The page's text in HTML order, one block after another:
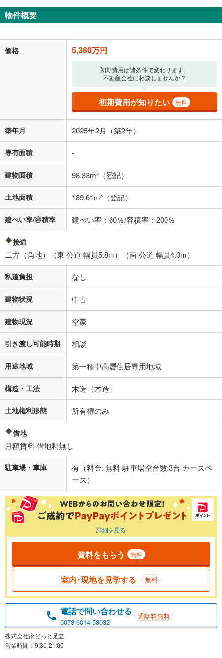
ボーナス払いの限度額は金融機関によって異なります。
閉じる
月々の返済額
上、ご自身での入力をお願いいたします。初期設定で自動入力されてい
る値は、実際の金融機関等における貸出金利とは何ら関係がなく、実際
の金融機関等における貸出金利を何ら保証するものではありません。返
済方法「元利均等返済」にて算出しております。入力された金利を35年
適用した場合の計算結果を表示しています。
その他月額費用や、初期費用がかかります。ご注意ください。実際にお
借り入れの際は各金融機関等に、必ずご自身でご確認をお願いいたしま
す。
条件によってお借り入れができないことがあります。
不動産会社に購入相談をする
閉じる
物件概要
価格 5,380万円
初期費用は諸条件で変わります。
不動産会社に相談しませんか？
初期費用が知りたい 無料
築年月 2025年2月（築2年）
専有面積 -
建物面積 98.33m2 （登記）
土地面積 189.61m2 （登記）
建ぺい率/容積率 建ぺい率：60％/容積率：200％
接道
二方（角地）（東 公道 幅員5.8m）（南 公道 幅員4.0m）
私道負担 なし
建物状況 中古
建物現況 空家
引き渡し可能時期 相談
用途地域 第一種中高層住居専用地域
構造・工法 木造（木造）
土地権利形態 所有権のみ
借地
月額賃料 借地料無し
駐車場・車庫
有（料金: 無料 駐車場空台数:3台 カースペ
ース）
詳細を見る
資料をもらう 無料
室内･現地を見学する 無料
電話で問い合わせる
0078-6014-53032
通話料無料
株式会社家どっと足立
営業時間：9:30-21:00